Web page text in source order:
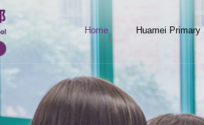
Home Huamei Primary